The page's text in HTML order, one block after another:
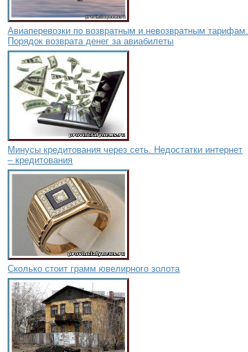
Авиаперевозки по возвратным и невозвратным тарифам.
Порядок возврата денег за авиабилеты
Минусы кредитования через сеть. Недостатки интернет
– кредитования
Сколько стоит грамм ювелирного золота